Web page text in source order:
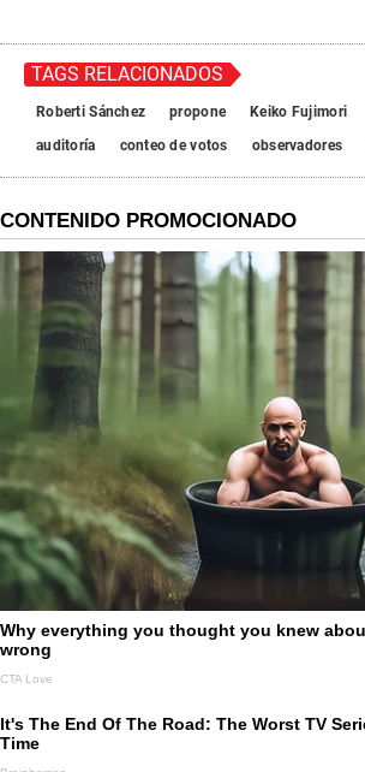
TAGS RELACIONADOS
Roberti Sánchez propone Keiko Fujimori
auditoría
conteo de votos observadores